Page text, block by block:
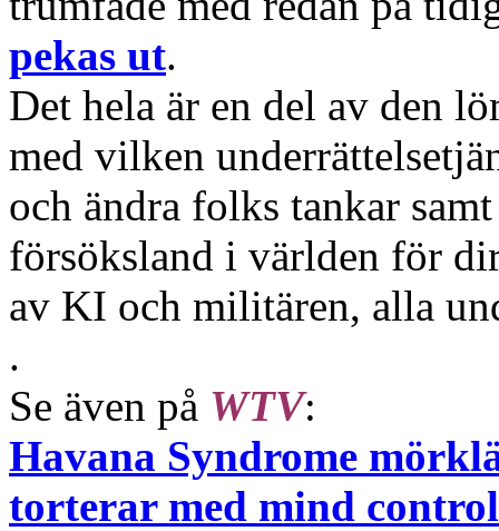
pekas ut.
Det hela är en del av den
med vilken
och ändra folks tankar
försöksland i världen för
av KI och militären, alla
.
Se även på WTV:
Havana Syndrome
torterar med mind